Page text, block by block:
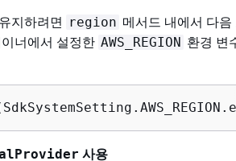
지하려면 region 메서드 내에서 다음
너에서 설정한 AWS_REGION 환경 변
사용